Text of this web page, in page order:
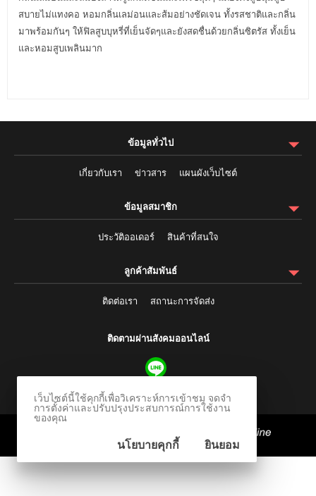
สบายไม่แทงคอ หอมกลิ่นเลม่อนและส้มอย่างชัดเจน ทั้งรสชาติและกลิ่น
มาพร้อมกันๆ ให้ฟิลสูบบุหรี่ที่เย็นจัดๆและยังสดชื่นด้วยกลิ่นซิตรัส ทั้งเย็น
และหอมสูบเพลินมาก
ข้อมูลทั่วไป
เกี่ยวกับเรา ข่าวสาร แผนผังเว็บไซต์
ข้อมูลสมาชิก
ประวัติออเดอร์ สินค้าที่สนใจ
ลูกค้าสัมพันธ์
ติดต่อเรา สถานะการจัดส่ง
ติดตามผ่านสังคมออนไลน์
© 2006-2026 Vevo Systems Co., Ltd.
เว็บไซต์นี้ใช้คุกกี้เพื่อวิเคราะห์การเข้าชม จดจำ
การตั้งค่าและปรับปรุงประสบการณ์การใช้งาน
ของคุณ
นโยบายคุกกี้ ยินยอม